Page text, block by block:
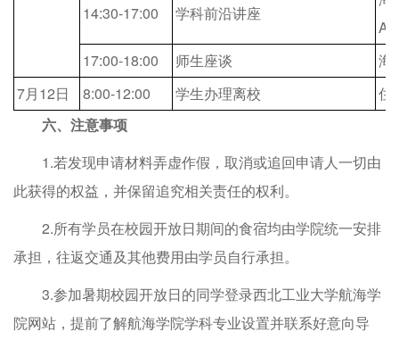
14:30-17:00 学科前沿讲座
17:00-18:00
师生座谈
海
7月12日
8:00-12:00 学生办理离校
住
六、注意事项
1.若发现申请材料弄虚作假，取消或追回申请人一切由
此获得的权益，并保留追究相关责任的权利。
2.所有学员在校园开放日期间的食宿均由学院统一安排
承担，往返交通及其他费用由学员自行承担。
3.参加暑期校园开放日的同学登录西北工业大学航海学
院网站，提前了解航海学院学科专业设置并联系好意向导